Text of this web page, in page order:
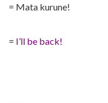
= Mata kurune!
= I’ll be back!